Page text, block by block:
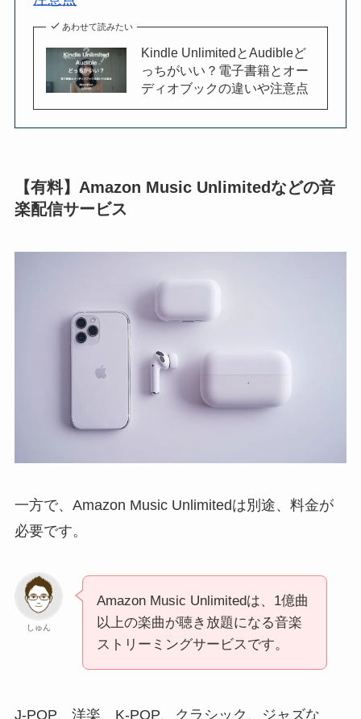
あわせて読みたい
Kindle UnlimitedとAudibleど
っちがいい？電子書籍とオー
ディオブックの違いや注意点
【有料】Amazon Music Unlimitedなどの音
楽配信サービス
一方で、Amazon Music Unlimitedは別途、料金が
必要です。
しゅん
Amazon Music Unlimitedは、1億曲
以上の楽曲が聴き放題になる音楽
ストリーミングサービスです。
J-POP、洋楽、K-POP、クラシック、ジャズな